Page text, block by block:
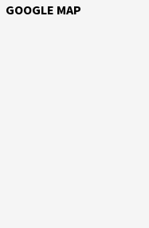
GOOGLE MAP